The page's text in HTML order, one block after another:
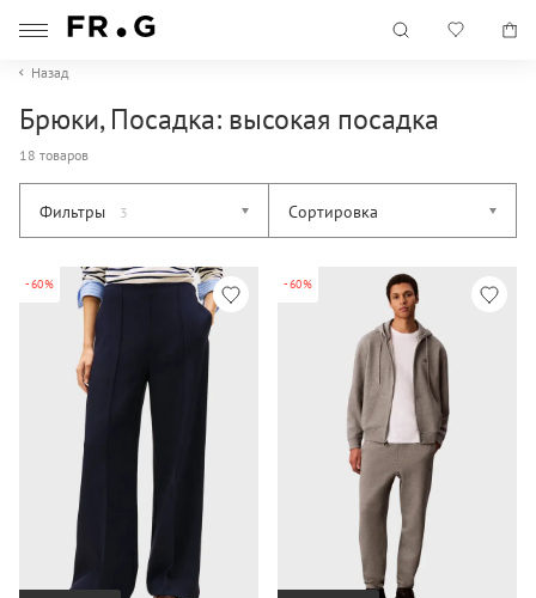
Назад
Брюки, Посадка: высокая посадка
18 товаров
Фильтры 3 Сортировка
-60% -60%